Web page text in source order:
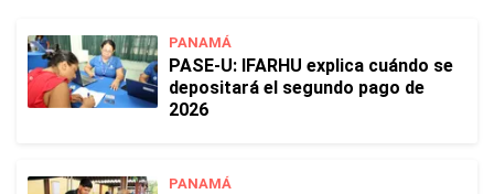
PANAMÁ
PASE-U: IFARHU explica cuándo se
depositará el segundo pago de
2026
PANAMÁ